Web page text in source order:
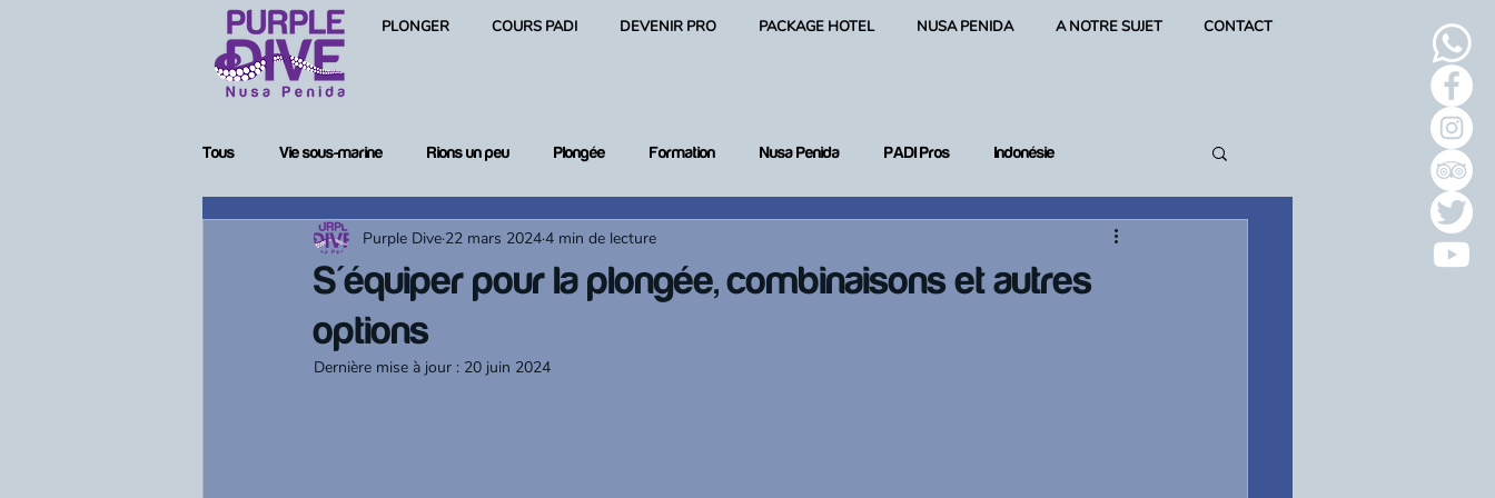
PLONGER COURS PADI DEVENIR PRO PACKAGE HOTEL NUSA PENIDA A NOTRE SUJET CONTACT
Tous Vie sous-marine Rions un peu Plongée Formation Nusa Penida PADI Pros Indonésie
Femmes en plongée Matériel de plongée
S'équiper pour la plongée, combinaisons et autres
options
Purple Dive 22 mars 20244 min de lecture
Dernière mise à jour : 20 juin 2024